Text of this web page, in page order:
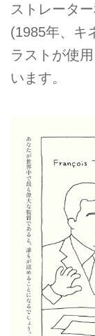
ストレータ
(1985年、キ
ラストが使
います。